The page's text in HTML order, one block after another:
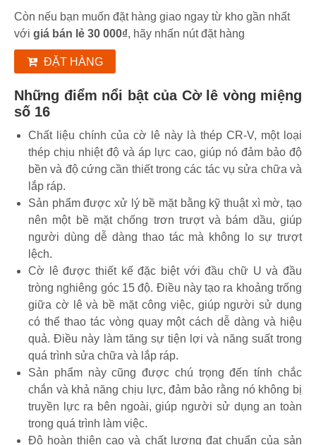
Còn nếu bạn muốn đặt hàng giao ngay từ kho gần nhất
với giá bán lẻ 30 000₫, hãy nhấn nút đặt hàng
ĐẶT HÀNG
Những điểm nổi bật của Cờ lê vòng miệng
số 16
Chất liệu chính của cờ lê này là thép CR-V, một loại
thép chịu nhiệt độ và áp lực cao, giúp nó đảm bảo độ
bền và độ cứng cần thiết trong các tác vụ sửa chữa và
lắp ráp.
Sản phẩm được xử lý bề mặt bằng kỹ thuật xì mờ, tạo
nên một bề mặt chống trơn trượt và bám dầu, giúp
người dùng dễ dàng thao tác mà không lo sự trượt
lệch.
Cờ lê được thiết kế đặc biệt với đầu chữ U và đầu
tròng nghiêng góc 15 độ. Điều này tạo ra khoảng trống
giữa cờ lê và bề mặt công việc, giúp người sử dụng
có thể thao tác vòng quay một cách dễ dàng và hiệu
quả. Điều này làm tăng sự tiện lợi và năng suất trong
quá trình sửa chữa và lắp ráp.
Sản phẩm này cũng được chú trọng đến tính chắc
chắn và khả năng chịu lực, đảm bảo rằng nó không bị
truyền lực ra bên ngoài, giúp người sử dụng an toàn
trong quá trình làm việc.
Độ hoàn thiện cao và chất lượng đạt chuẩn của sản